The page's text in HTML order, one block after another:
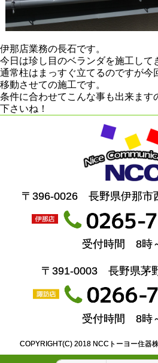
伊那店業務の長石です。
今日は珍し目のベランダを施工して
通常柱はまっすぐ立てるのですが今
移動させての施工です。
条件に合わせてこんな事も出来ます
下さいね！
〒396-0026 長野県伊那市
受付時間 8時
〒391-0003 長野県茅
受付時間 8時
COPYRIGHT(C) 2018 NCCトーヨー住器